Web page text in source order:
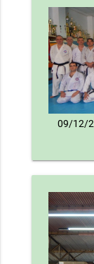
09/12/